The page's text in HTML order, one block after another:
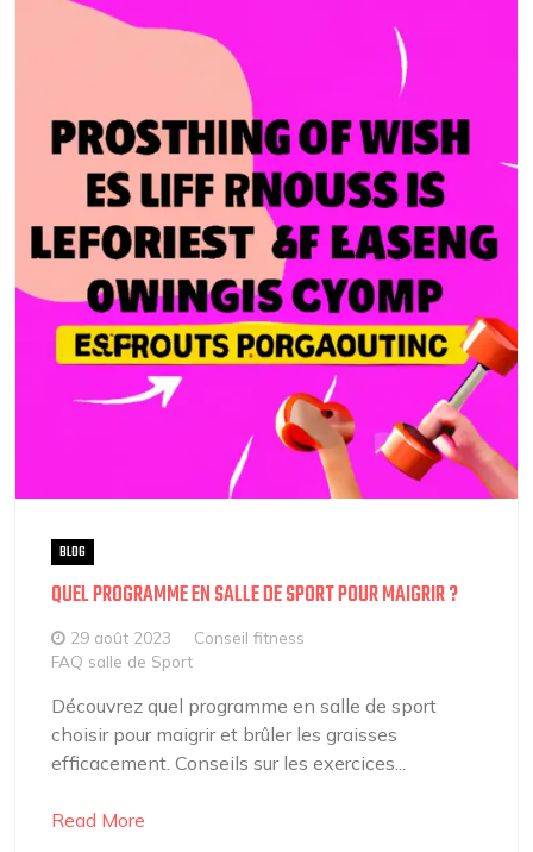
BLOG
QUEL PROGRAMME EN SALLE DE SPORT POUR MAIGRIR ?
29 août 2023
Conseil fitness
FAQ salle de Sport
Découvrez quel programme en salle de sport
choisir pour maigrir et brûler les graisses
efficacement. Conseils sur les exercices...
Read More